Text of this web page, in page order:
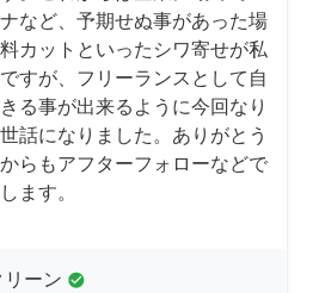
など、予期せぬ事があった場
カットといったシワ寄せが私
すが、フリーランスとして自
る事が出来るように今回なり
話になりました。ありがとう
らもアフターフォローなどで
ます。
リーン check_circle